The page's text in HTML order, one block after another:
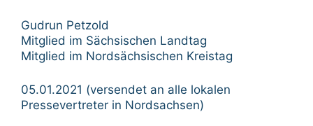
Gudrun Petzold
Mitglied im Sächsischen Landtag
Mitglied im Nordsächsischen Kreistag
05.01.2021 (versendet an alle lokalen
Pressevertreter in Nordsachsen)